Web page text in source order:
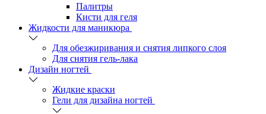
Палитры
Кисти для геля
Жидкости для маникюра
Для обезжиривания и снятия липкого слоя
Для снятия гель-лака
Дизайн ногтей
Жидкие краски
Гели для дизайна ногтей